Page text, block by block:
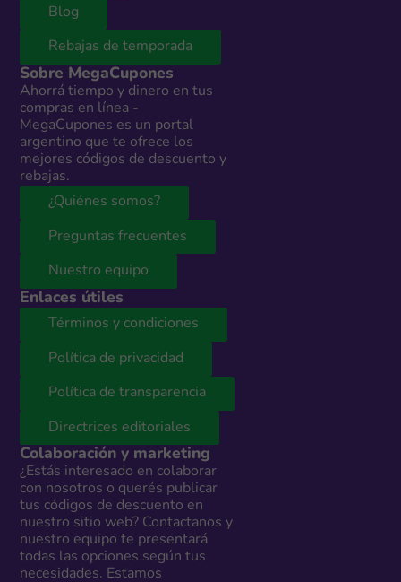
Blog
Rebajas de temporada
Sobre MegaCupones
Ahorrá tiempo y dinero en tus
compras en línea -
MegaCupones es un portal
argentino que te ofrece los
mejores códigos de descuento y
rebajas.
¿Quiénes somos?
Preguntas frecuentes
Nuestro equipo
Enlaces útiles
Términos y condiciones
Política de privacidad
Política de transparencia
Directrices editoriales
Colaboración y marketing
¿Estás interesado en colaborar
con nosotros o querés publicar
tus códigos de descuento en
nuestro sitio web? Contactanos y
nuestro equipo te presentará
todas las opciones según tus
necesidades. Estamos